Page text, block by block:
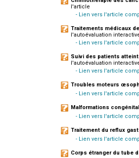
l'article
- Lien vers l'article
Traitements médicaux
l'autoévaluation
- Lien vers l'article
Suivi des patients
l'autoévaluation
- Lien vers l'article
Troubles moteurs
- Lien vers l'article
Malformations
- Lien vers l'article
Traitement du reflux
- Lien vers l'article
Corps étranger du tube